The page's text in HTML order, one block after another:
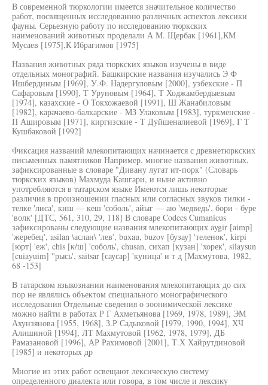
В современной тюркологии имеется значительное количество
работ, посвященных исследованию различных аспектов лексики
фауны. Серьезную работу по исследованию тюркских
наименований животных проделали А М. Щербак [1961],КМ
Мусаев [1975],К Ибрагимов [1975]
Названия животных ряда тюркских языков изучены в виде
отдельных монографий. Башкирские названия изучались Э Ф
Ишбердиным [1969], У.Ф. Надергуловым [2000], узбекские - П
Сафаровым [1990], Т Уруновым [1964], Т Ходжамбердыевым
[1974], казахские - О Токхожаевой [1991], Ш Жанабиловым
[1982], карачаево-балкарские - МЗ Улаковым [1983], туркменские -
П Ашировым [1971], киргизские - Т Дуйшеналиевой [1969], Г Т
Кушбаковой [1992]
Фиксация названий млекопитающих начинается с древнетюркских
письменных памятников Например, многие названия животных,
зафиксированные в словаре "Дивану лугат ит-порк" (Словарь
тюркских языков) Махмуда Кашгари, и ныне активно
употребляются в татарском языке Имеются лишь некоторые
различия в произношении гласных или согласных звуков тилки -
телке 'лиса', киш — кеш 'соболь', айыг — аю 'медведь', бори - буре
'волк' [ДТС, 561, 310, 29, 118] В словаре Codecs Cumanicus
зафиксированы следующие названия млекопитающих aygir [aimp]
'жеребец', asilan \аслан\ 'лев', buxau, buzov [бузау] 'теленок', kirpi
[юрт] 'еж', chis [к/ш] 'соболь', chusan, сихап [кузан] 'хорек', silaysun
[cuiayuim] ''рысь', saitsar [саусар] 'куница' и т д [Махмутова, 1982,
68 -153]
В татарском языкознании наименования млекопитающих до сих
пор не являлись объектом специального монографического
исследования Отдельные сведения о зоонимической лексике
можно найти в работах Р Г Ахметьянова [1969, 1978, 1989], ЭМ
Ахунзянова [1955, 1968], З.Р Садыковой [1979, 1990, 1994], ХЧ
Алишиной [1994], ЛТ Махмутовой [1962, 1978, 1979], ДБ
Рамазановой [1996], АР Рахимовой [2001], Т.Х Хайрутдиновой
[1985] и некоторых др
Многие из этих работ освещают лексическую систему
определенного диалекта или говора, в том числе и лексику